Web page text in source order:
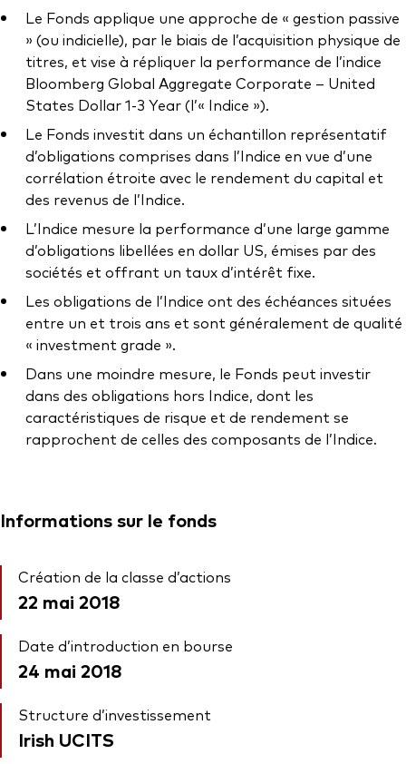
Gérance des placements
Le Fonds applique une approche de « gestion passive
» (ou indicielle), par le biais de l’acquisition physique de
titres, et vise à répliquer la performance de l’indice
Bloomberg Global Aggregate Corporate – United
States Dollar 1-3 Year (l’« Indice »).
Le Fonds investit dans un échantillon représentatif
d’obligations comprises dans l’Indice en vue d’une
corrélation étroite avec le rendement du capital et
des revenus de l’Indice.
L’Indice mesure la performance d’une large gamme
d’obligations libellées en dollar US, émises par des
sociétés et offrant un taux d’intérêt fixe.
Les obligations de l’Indice ont des échéances situées
entre un et trois ans et sont généralement de qualité
« investment grade ».
Dans une moindre mesure, le Fonds peut investir
dans des obligations hors Indice, dont les
caractéristiques de risque et de rendement se
rapprochent de celles des composants de l’Indice.
Informations sur le fonds
Création de la classe d’actions
22 mai 2018
Date d’introduction en bourse
24 mai 2018
Structure d’investissement
Irish UCITS